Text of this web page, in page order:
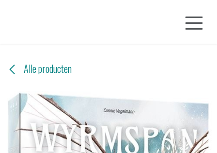
Alle producten